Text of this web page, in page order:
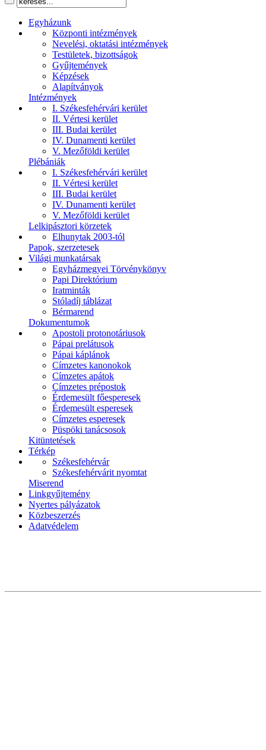
Egyházunk
Központi intézmények
Nevelési, oktatási intézmények
Testületek, bizottságok
Gyűjtemények
Képzések
Alapítványok
Intézmények
I. Székesfehérvári kerület
II. Vértesi kerület
III. Budai kerület
IV. Dunamenti kerület
V. Mezőföldi kerület
Plébániák
I. Székesfehérvári kerület
II. Vértesi kerület
III. Budai kerület
IV. Dunamenti kerület
V. Mezőföldi kerület
Lelkipásztori körzetek
Elhunytak 2003-tól
Papok, szerzetesek
Világi munkatársak
Egyházmegyei Törvénykönyv
Papi Direktórium
Iratminták
Stóladíj táblázat
Bérmarend
Dokumentumok
Apostoli protonotáriusok
Pápai prelátusok
Pápai káplánok
Címzetes kanonokok
Címzetes apátok
Címzetes prépostok
Érdemesült főesperesek
Érdemesült esperesek
Címzetes esperesek
Püspöki tanácsosok
Kitüntetések
Térkép
Székesfehérvár
Székesfehérvárit nyomtat
Miserend
Linkgyűjtemény
Nyertes pályázatok
Közbeszerzés
Adatvédelem